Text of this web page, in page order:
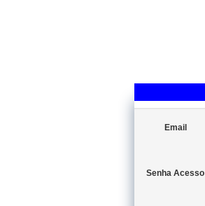
Email
Senha Acesso